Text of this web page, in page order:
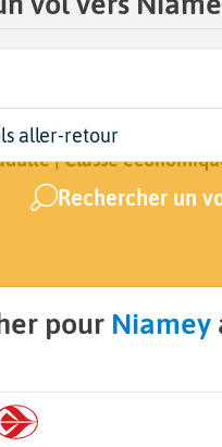
de votre voyage
| Classe
| Classe
Rechercher un
aller-retour
pour Niamey